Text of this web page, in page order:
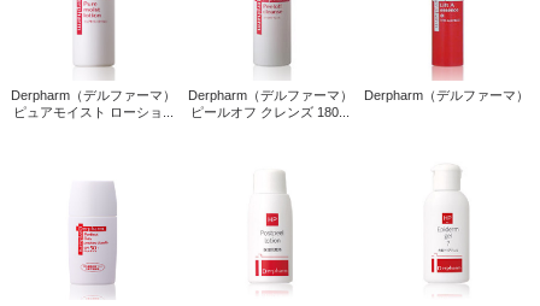
Derpharm（デルファーマ）
ピュアモイスト ローショ...
Derpharm（デルファーマ）
ピールオフ クレンズ 180...
Derpharm（デルファーマ）